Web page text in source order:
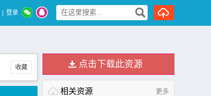
登录
收藏 点击下载此资源
相关资源 更多